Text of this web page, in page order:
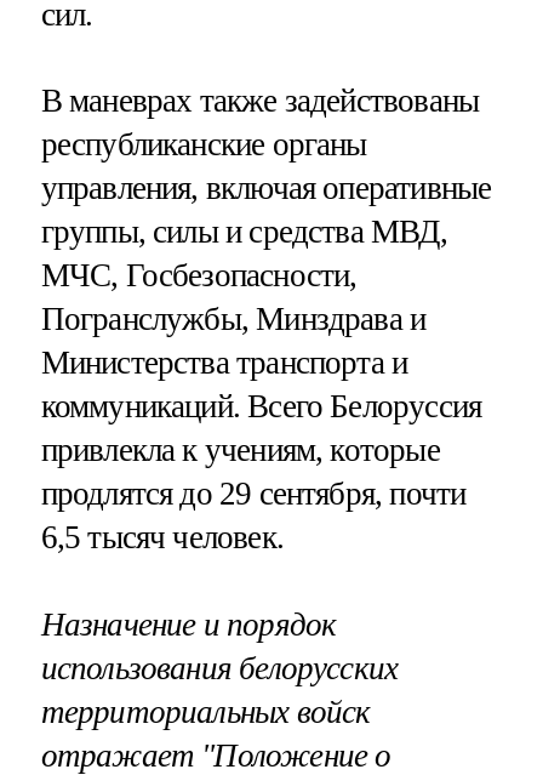
сил.
В маневрах также задействованы
республиканские органы
управления, включая оперативные
группы, силы и средства МВД,
МЧС, Госбезопасности,
Погранслужбы, Минздрава и
Министерства транспорта и
коммуникаций. Всего Белоруссия
привлекла к учениям, которые
продлятся до 29 сентября, почти
6,5 тысяч человек.
Назначение и порядок
использования белорусских
территориальных войск
отражает "Положение о